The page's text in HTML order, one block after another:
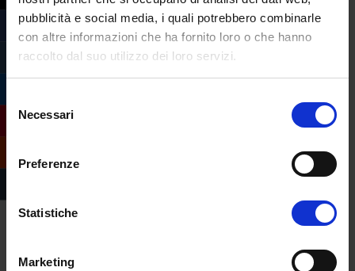
pubblicità e social media, i quali potrebbero combinarle
con altre informazioni che ha fornito loro o che hanno
raccolto dal suo utilizzo dei loro servizi.
delNecessari
Preferenze
Statistiche
Marketing
Costituzione della Terra?’di Luigi Ferrajoli è
la settima proposta del Ministero. Il saggio
verte sulla pandemia che ha costretto il
mondo a fermarsi, una pandemia
ginocchio i sistemi sanitari ha messo in crisi
sfaccettature diverse. La Maturità infondo è
adulti.